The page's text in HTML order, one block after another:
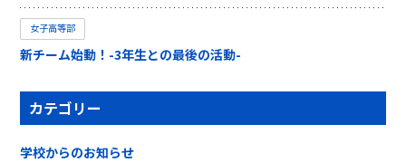
女子高等部
新チーム始動！-3年生との最後の活動-
カテゴリー
学校からのお知らせ